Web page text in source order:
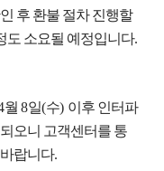
후 환불 절차 진행할
도 소요될 예정입니다.
월8일(수) 이후 인터파
오니 고객센터를 통
랍니다.